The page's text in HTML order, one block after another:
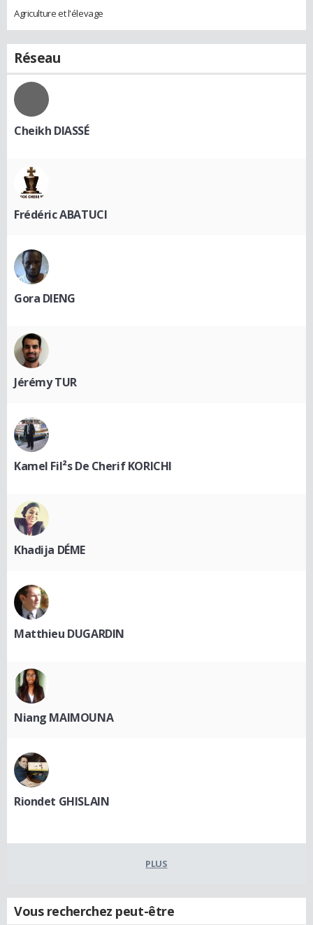
Agriculture et l'élevage
Réseau
Cheikh DIASSÉ
Frédéric ABATUCI
Gora DIENG
Jérémy TUR
Kamel Fil²s De Cherif KORICHI
Khadija DÉME
Matthieu DUGARDIN
Niang MAIMOUNA
Riondet GHISLAIN
PLUS
Vous recherchez peut-être